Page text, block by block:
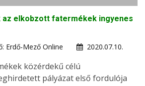
elkobzott fatermékek ingyenes
Erdő-Mező Online
2020.07.10.
közérdekű célú
pályázat első fordulója